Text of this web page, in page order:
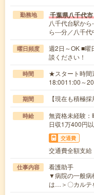
勤務地 千葉県八千代市
八千代台駅か
ら---分／八千
曜日頻度
週2日～OK ■曜
談ください！
時間
★スタート時間
18:0011:00～
期間 【現在も積極
時給
無資格未経験
日収1万400円
交通費
交通費全額支給
仕事内容
看護助手
▼病院の一般病
は…＞〇カルテ